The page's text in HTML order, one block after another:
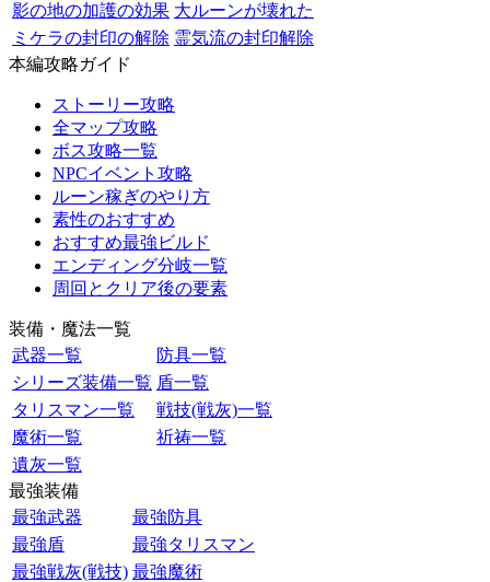
影の地の加護の効果 大ルーンが壊れた
ミケラの封印の解除 霊気流の封印解除
本編攻略ガイド
ストーリー攻略
全マップ攻略
ボス攻略一覧
NPCイベント攻略
ルーン稼ぎのやり方
素性のおすすめ
おすすめ最強ビルド
エンディング分岐一覧
周回とクリア後の要素
装備・魔法一覧
武器一覧
防具一覧
シリーズ装備一覧 盾一覧
タリスマン一覧
戦技(戦灰)一覧
魔術一覧
祈祷一覧
遺灰一覧
最強装備
最強武器
最強防具
最強盾
最強タリスマン
最強戦灰(戦技) 最強魔術